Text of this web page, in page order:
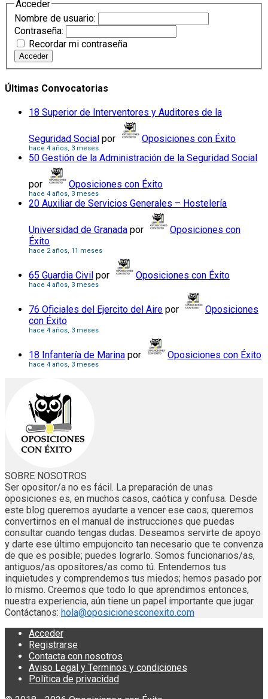
Acceder
Nombre de usuario:
Contraseña:
Recordar mi contraseña
Acceder
Últimas Convocatorias
18 Superior de Interventores y Auditores de la
Seguridad Social por Oposiciones con Éxito
hace 4 años, 3 meses
50 Gestión de la Administración de la Seguridad Social
por Oposiciones con Éxito
hace 4 años, 3 meses
20 Auxiliar de Servicios Generales – Hostelería
Universidad de Granada por
Oposiciones con
Éxito
hace 2 años, 11 meses
65 Guardia Civil por Oposiciones con Éxito
hace 4 años, 3 meses
76 Oficiales del Ejercito del Aire por
Oposiciones
con Éxito
hace 4 años, 3 meses
18 Infantería de Marina por Oposiciones con Éxito
hace 4 años, 3 meses
SOBRE NOSOTROS
Ser opositor/a no es fácil. La preparación de unas
oposiciones es, en muchos casos, caótica y confusa. Desde
este blog queremos ayudarte a vencer ese caos; queremos
convertirnos en el manual de instrucciones que puedas
consultar cuando tengas dudas. Deseamos servirte de apoyo
y darte ese último empujoncito tan necesario que te convenza
de que es posible; puedes lograrlo. Somos funcionarios/as,
antiguos/as opositores/as como tú. Entendemos tus
inquietudes y comprendemos tus miedos; hemos pasado por
lo mismo. Creemos que todo lo que aprendimos entonces,
nuestra experiencia, aún tiene un papel importante que jugar.
Contáctanos: hola@oposicionesconexito.com
Acceder
Registrarse
Contacta con nosotros
Aviso Legal y Terminos y condiciones
Política de privacidad